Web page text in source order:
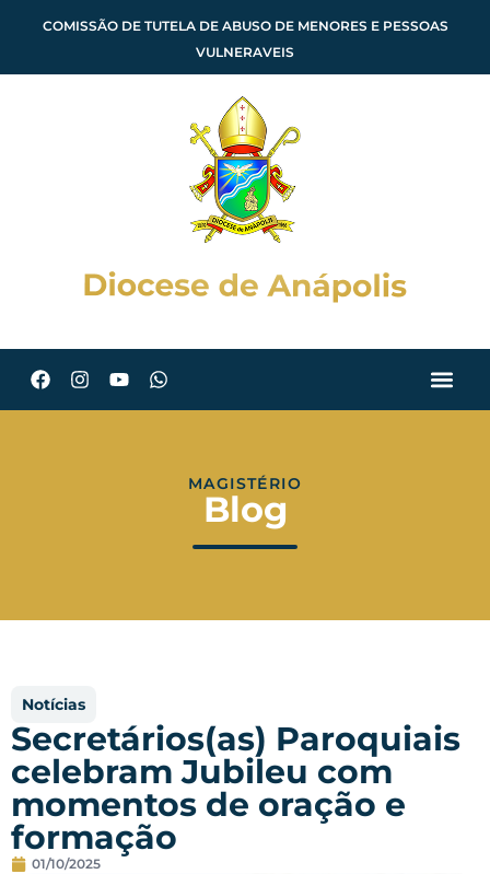
COMISSÃO DE TUTELA DE ABUSO DE MENORES E PESSOAS
VULNERAVEIS
MAGISTÉRIO
Blog
Notícias
Secretários(as) Paroquiais
celebram Jubileu com
momentos de oração e
formação
01/10/2025